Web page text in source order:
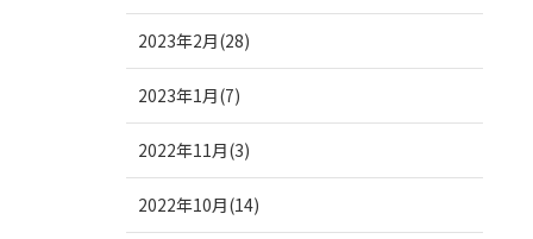
2023年2月(28)
2023年1月(7)
2022年11月(3)
2022年10月(14)